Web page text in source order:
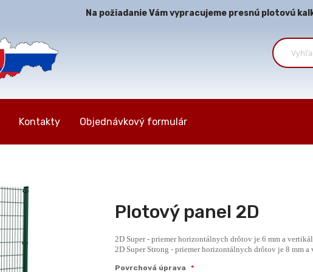
Na požiadanie Vám vypracujeme presnú plotovú
Kontakty Objednávkový formulár
Plotový panel 2D
2D Super - priemer horizontálnych drôtov je 6 mm a
2D Super Strong - priemer horizontálnych drôtov je 8 mm
Povrchová úprava